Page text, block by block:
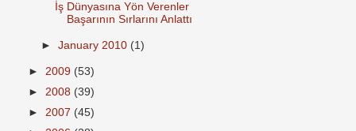
İş Dünyasına Yön Verenler
Başarının Sırlarını Anlattı
►January 2010 (1)
► 2009 (53)
► 2008 (39)
► 2007 (45)